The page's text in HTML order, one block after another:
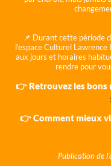
📌 Durant cette période
l'espace Culturel
aux jours et horaires
rendre pour
👉 Retrouvez les bons
👉 Comment mieux
Publication de